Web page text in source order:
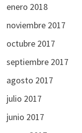
enero 2018
noviembre 2017
octubre 2017
septiembre 2017
agosto 2017
julio 2017
junio 2017